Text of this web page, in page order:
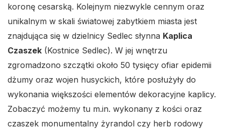
koronę cesarską. Kolejnym niezwykle cennym oraz
unikalnym w skali światowej zabytkiem miasta jest
znajdująca się w dzielnicy Sedlec słynna Kaplica
Czaszek (Kostnice Sedlec). W jej wnętrzu
zgromadzono szczątki około 50 tysięcy ofiar epidemii
dżumy oraz wojen husyckich, które posłużyły do
wykonania większości elementów dekoracyjne kaplicy.
Zobaczyć możemy tu m.in. wykonany z kości oraz
czaszek monumentalny żyrandol czy herb rodowy